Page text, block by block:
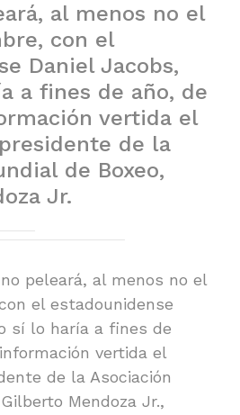
al menos no el
con el
Daniel Jacobs,
a fines de año, de
vertida el
de la
de Boxeo,
Jr.
peleará, al menos no el
el estadounidense
sí lo haría a fines de
vertida el
de la Asociación
Mendoza Jr.,